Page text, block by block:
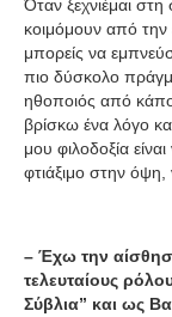
Όταν ξεχνιέμαι
κοιμόμουν από την
μπορείς να
πιο δύσκολο
ηθοποιός από
βρίσκω ένα λόγο
μου φιλοδοξία
φτιάξιμο στην όψη,
– Έχω την
τελευταίους
Σύβλια” και ως